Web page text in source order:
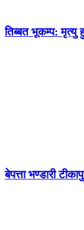
तिब्बत भूकम्प: मृत्यु
बेपत्ता भण्डारी